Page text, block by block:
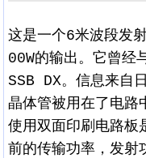
这是一个6米波段发
00W的输出。它曾经
SSB DX。信息来自
晶体管被用在了电路
使用双面印刷电路板
前的传输功率，发射